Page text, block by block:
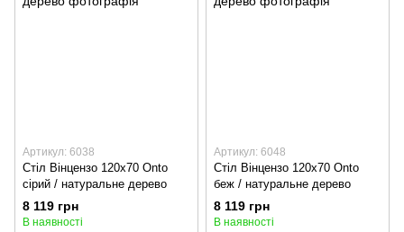
Артикул: 6038
Стіл Вінцензо 120х70 Onto
сірий / натуральне дерево
8 119 грн
В наявності
Артикул: 6048
Стіл Вінцензо 120х70 Onto
беж / натуральне дерево
8 119 грн
В наявності